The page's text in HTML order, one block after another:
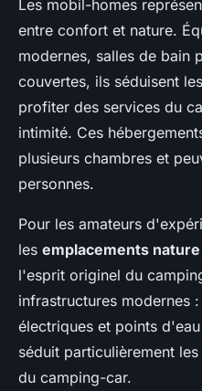
Les mobil-homes
entre confort et nature.
modernes, salles de bain
couvertes, ils séduisent
profiter des services du
intimité. Ces
plusieurs chambres et
personnes.
Pour les amateurs
les emplacements nature
l'esprit originel du
infrastructures modernes
électriques et points
séduit particulièrement
du camping-car.